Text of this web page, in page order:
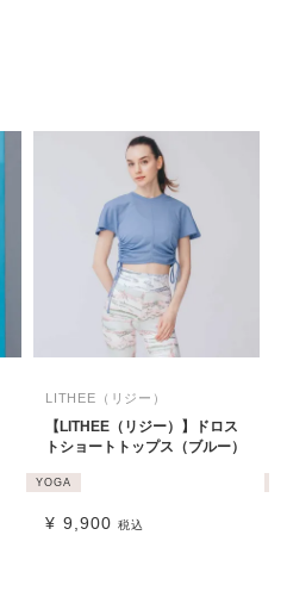
LITHEE（リジー）
【LITHEE（リジー）】ドロス
トショートトップス（ブルー）
YOGA
¥ 9,900 税込